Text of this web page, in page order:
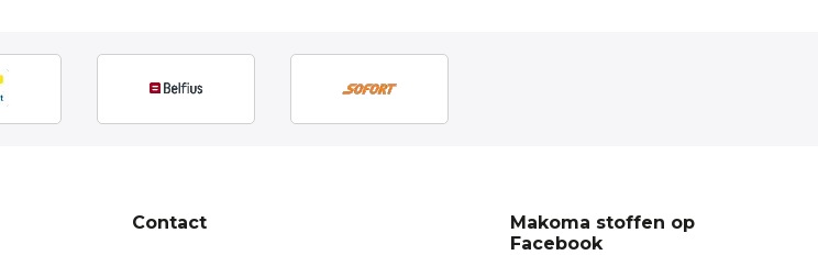
Contact
Makoma stoffen op
Facebook